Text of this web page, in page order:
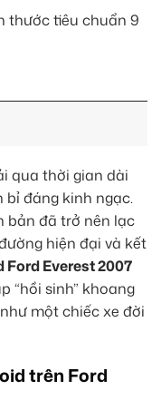
thước tiêu chuẩn 9
qua thời gian dài
bỉ đáng kinh ngạc.
bản đã trở nên lạc
hiện đại và kết
Everest 2007
“hồi sinh” khoang
một chiếc xe đời
trên Ford